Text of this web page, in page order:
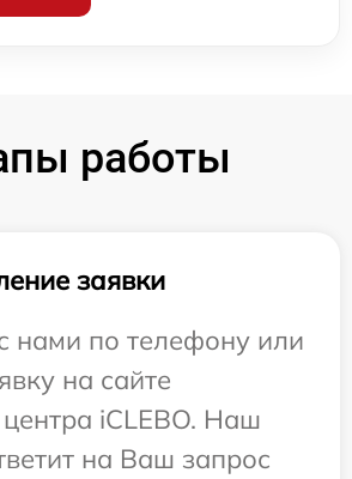
работы
заявки
нами по телефону или
на сайте
iCLEBO. Наш
на Ваш запрос